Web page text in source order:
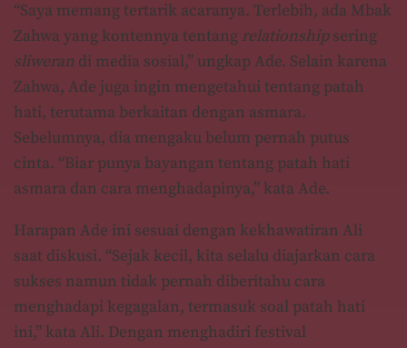
“Saya memang tertarik acaranya. Terlebih, ada Mbak
Zahwa yang kontennya tentang relationshipsering
sliweran di media sosial,” ungkap Ade. Selain karena
Zahwa, Ade juga ingin mengetahui tentang patah
hati, terutama berkaitan dengan asmara.
Sebelumnya, dia mengaku belum pernah putus
cinta. “Biar punya bayangan tentang patah hati
asmara dan cara menghadapinya,” kata Ade.
Harapan Ade ini sesuai dengan kekhawatiran Ali
saat diskusi. “Sejak kecil, kita selalu diajarkan cara
sukses namun tidak pernah diberitahu cara
menghadapi kegagalan, termasuk soal patah hati
ini,” kata Ali. Dengan menghadiri festival